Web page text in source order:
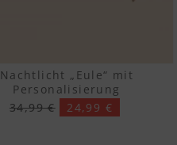
Nachtlicht „Eule“ mit
Personalisierung
34,99 €
24,99 €